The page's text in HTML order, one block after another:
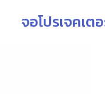
จอโปรเจคเต